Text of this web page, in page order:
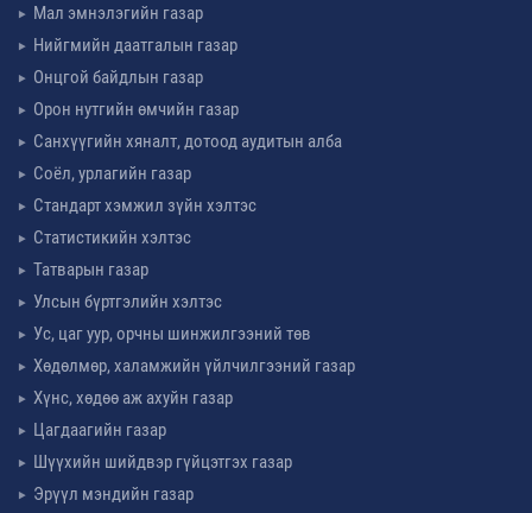
Мал эмнэлэгийн газар
Нийгмийн даатгалын газар
Онцгой байдлын газар
Орон нутгийн өмчийн газар
Санхүүгийн хяналт, дотоод аудитын алба
Соёл, урлагийн газар
Стандарт хэмжил зүйн хэлтэс
Статистикийн хэлтэс
Татварын газар
Улсын бүртгэлийн хэлтэс
Ус, цаг уур, орчны шинжилгээний төв
Хөдөлмөр, халамжийн үйлчилгээний газар
Хүнс, хөдөө аж ахуйн газар
Цагдаагийн газар
Шүүхийн шийдвэр гүйцэтгэх газар
Эрүүл мэндийн газар